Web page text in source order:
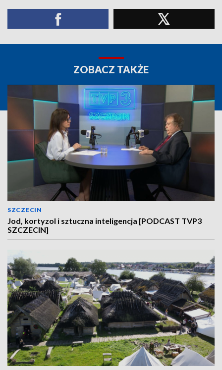
ZOBACZ TAKŻE
SZCZECIN
Jod, kortyzol i sztuczna inteligencja [PODCAST TVP3
SZCZECIN]